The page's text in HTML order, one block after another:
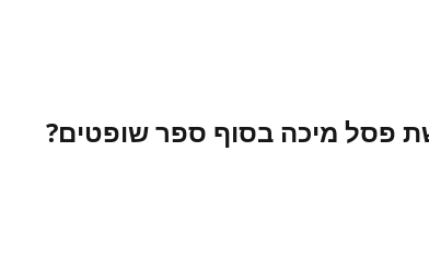
פסל מיכה בסוף ספר שופטים?